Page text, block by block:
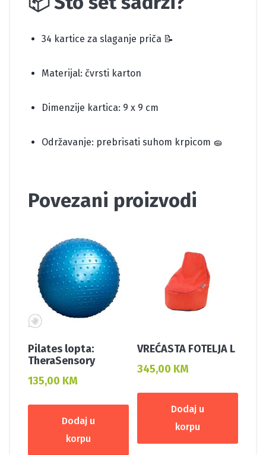
34 kartice za slaganje priča 📝
Materijal: čvrsti karton
Dimenzije kartica: 9 x 9 cm
Održavanje: prebrisati suhom krpicom 🧽
Povezani proizvodi
Pilates lopta:
TheraSensory
135,00 KM
Dodaj u
korpu
VREĆASTA FOTELJA L
345,00 KM
Dodaj u
korpu